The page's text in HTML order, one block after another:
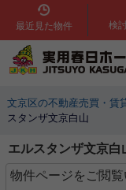
最近見た物件 検
文京区の不動産売買・賃
スタンザ文京白山
エルスタンザ文京白
物件ページをご閲覧